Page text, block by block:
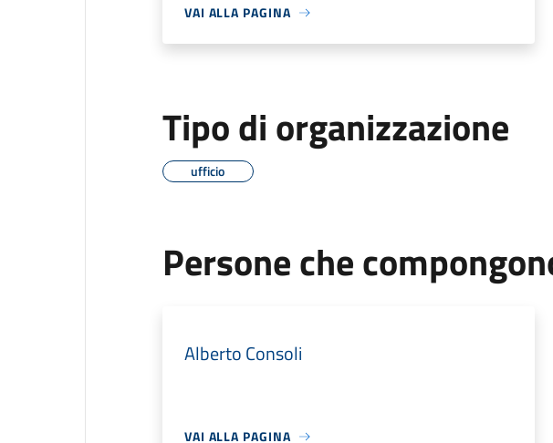
VAI ALLA PAGINA
Tipo di organizzazione
ufficio
Persone che
Alberto Consoli
VAI ALLA PAGINA